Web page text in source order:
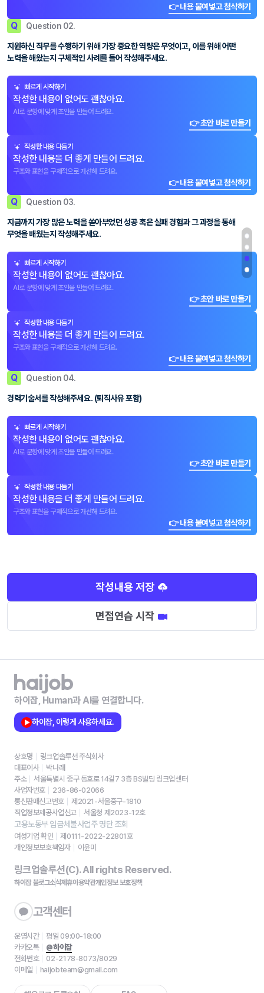
👉 내용 붙여넣고 첨삭하기
Q Question 02.
지원하신 직무를 수행하기 위해 가장 중요한 역량은 무엇이고, 이를 위해 어떤
노력을 해왔는지 구체적인 사례를 들어 작성해주세요.
빠르게 시작하기
작성한 내용이 없어도 괜찮아요.
AI로 문항에 맞게 초안을 만들어 드려요.
👉 초안 바로 만들기
작성한 내용 다듬기
작성한 내용을 더 좋게 만들어 드려요.
구조와 표현을 구체적으로 개선해 드려요.
👉 내용 붙여넣고 첨삭하기
Q Question 03.
지금까지 가장 많은 노력을 쏟아부었던 성공 혹은 실패 경험과 그 과정을 통해
무엇을 배웠는지 작성해주세요.
빠르게 시작하기
작성한 내용이 없어도 괜찮아요.
AI로 문항에 맞게 초안을 만들어 드려요.
👉 초안 바로 만들기
작성한 내용 다듬기
작성한 내용을 더 좋게 만들어 드려요.
구조와 표현을 구체적으로 개선해 드려요.
👉 내용 붙여넣고 첨삭하기
Q Question 04.
경력기술서를 작성해주세요. (퇴직사유 포함)
빠르게 시작하기
작성한 내용이 없어도 괜찮아요.
AI로 문항에 맞게 초안을 만들어 드려요.
👉 초안 바로 만들기
작성한 내용 다듬기
작성한 내용을 더 좋게 만들어 드려요.
구조와 표현을 구체적으로 개선해 드려요.
👉 내용 붙여넣고 첨삭하기
작성내용 저장
면접연습 시작
하이잡, Human과 AI를 연결합니다.
하이잡, 이렇게 사용하세요.
상호명
링크업솔루션 주식회사
대표이사
박나래
주소
서울특별시 중구 동호로 14길7 3층 BS빌딩 링크업센터
사업자번호
236-86-02066
통신판매신고번호
제2021-서울중구-1810
직업정보제공사업신고
서울청 제2023-12호
고용노동부 임금체불사업주 명단 조회
여성기업 확인
제0111-2022-22801호
개인정보보호책임자
이윤미
링크업솔루션(C). All rights Reserved.
하이잡 블로그소식제휴이용약관개인정보 보호정책
고객센터
운영시간
평일 09:00-18:00
카카오톡
@하이잡
전화번호
02-2178-8073/8029
이메일
haijobteam@gmail.com